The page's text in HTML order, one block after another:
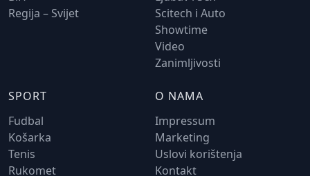
Regija – Svijet
Scitech i Auto
Showtime
Video
Zanimljivosti
SPORT
Fudbal
Košarka
Tenis
Rukomet
O NAMA
Impressum
Marketing
Uslovi korištenja
Kontakt